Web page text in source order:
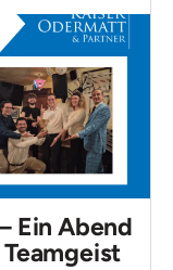
Ein Abend